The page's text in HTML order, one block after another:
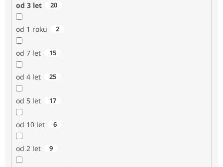
od 3 let 20
od 1 roku 2
od 7 let 15
od 4 let 25
od 5 let 17
od 10 let 6
od 2 let 9